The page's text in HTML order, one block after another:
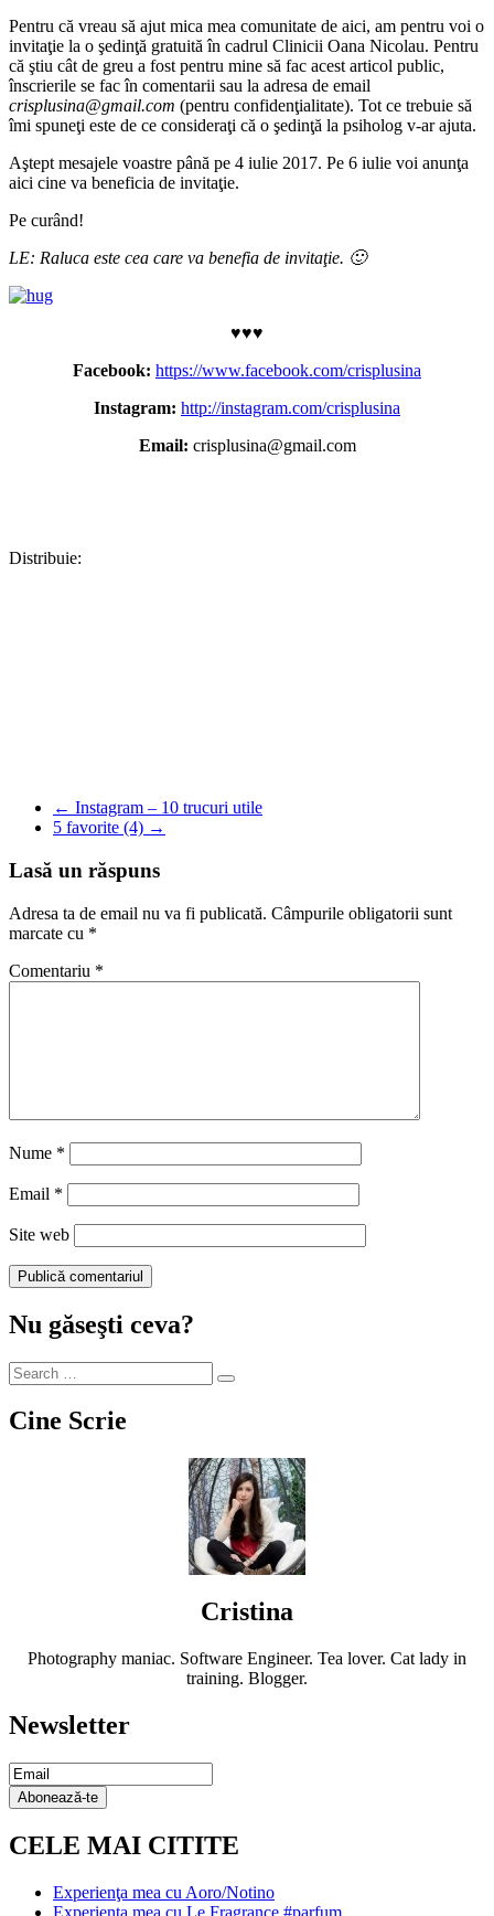
Pentru că vreau să ajut mica mea comunitate de aici, am pentru voi o
invitaţie la o şedinţă gratuită în cadrul Clinicii Oana Nicolau. Pentru
că ştiu cât de greu a fost pentru mine să fac acest articol public,
înscrierile se fac în comentarii sau la adresa de email
crisplusina@gmail.com (pentru confidenţialitate). Tot ce trebuie să
îmi spuneţi este de ce consideraţi că o şedinţă la psiholog v-ar ajuta.
Aştept mesajele voastre până pe 4 iulie 2017. Pe 6 iulie voi anunţa
aici cine va beneficia de invitaţie.
Pe curând!
LE: Raluca este cea care va benefia de invitaţie. 🙂
♥♥♥
Facebook: https://www.facebook.com/crisplusina
Instagram: http://instagram.com/crisplusina
Email: crisplusina@gmail.com
Distribuie:
Partajează
← Instagram – 10 trucuri utile
5 favorite (4) →
Lasă un răspuns
Adresa ta de email nu va fi publicată. Câmpurile obligatorii sunt
marcate cu *
Comentariu *
Nume *
Email *
Site web
Nu găseşti ceva?
Cine Scrie
Cristina
Photography maniac. Software Engineer. Tea lover. Cat lady in
training. Blogger.
Newsletter
Email
Subscription
Abonează-te
CELE MAI CITITE
Experienţa mea cu Aoro/Notino
Experienţa mea cu Le Fragrance #parfum